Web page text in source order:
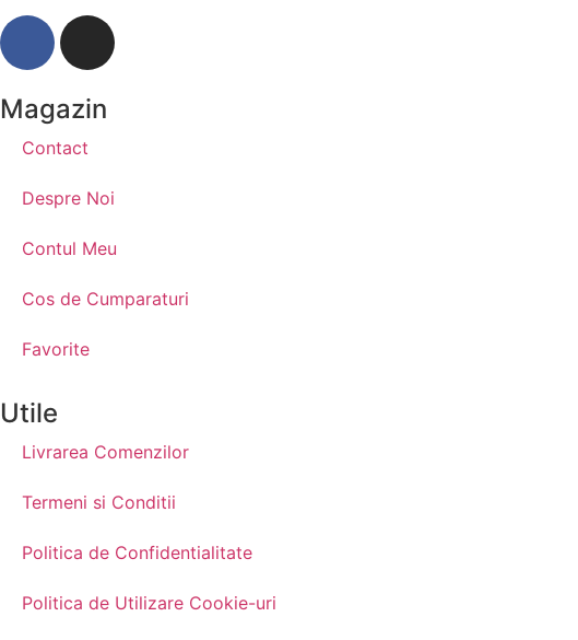
Magazin
Contact
Despre Noi
Contul Meu
Cos de Cumparaturi
Favorite
Utile
Livrarea Comenzilor
Termeni si Conditii
Politica de Confidentialitate
Politica de Utilizare Cookie-uri